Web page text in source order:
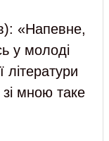
«Напевне,
у молоді
літератури
мною таке